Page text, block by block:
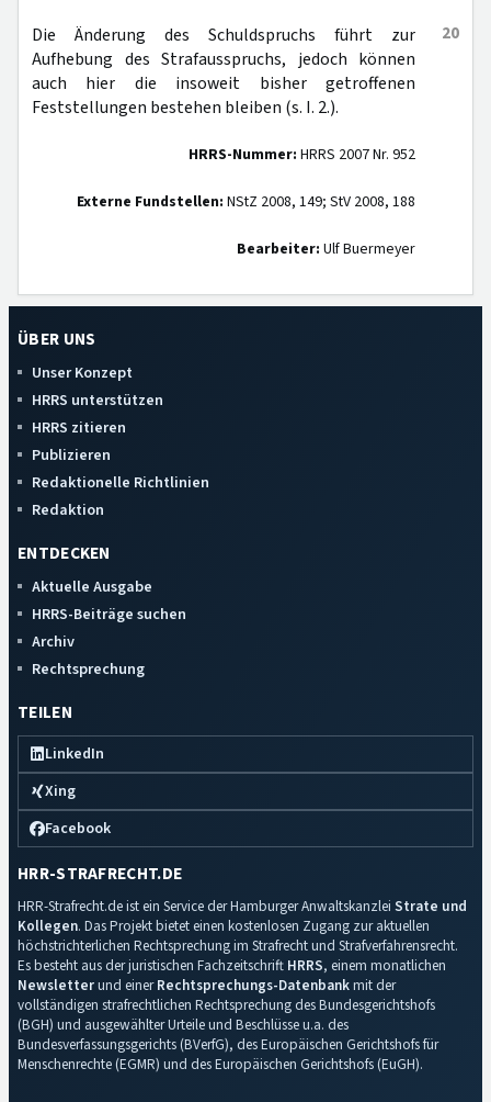
20
Die Änderung des Schuldspruchs führt zur
Aufhebung des Strafausspruchs, jedoch können
auch hier die insoweit bisher getroffenen
Feststellungen bestehen bleiben (s. I. 2.).
HRRS-Nummer: HRRS 2007 Nr. 952
Externe Fundstellen: NStZ 2008, 149; StV 2008, 188
Bearbeiter: Ulf Buermeyer
ÜBER UNS
Unser Konzept
HRRS unterstützen
HRRS zitieren
Publizieren
Redaktionelle Richtlinien
Redaktion
ENTDECKEN
Aktuelle Ausgabe
HRRS-Beiträge suchen
Archiv
Rechtsprechung
TEILEN
LinkedIn
Xing
Facebook
HRR-STRAFRECHT.DE
HRR-Strafrecht.de ist ein Service der Hamburger Anwaltskanzlei Strate und
Kollegen. Das Projekt bietet einen kostenlosen Zugang zur aktuellen
höchstrichterlichen Rechtsprechung im Strafrecht und Strafverfahrensrecht.
Es besteht aus der juristischen Fachzeitschrift HRRS, einem monatlichen
Newsletterund einerRechtsprechungs-Datenbankmit der
vollständigen strafrechtlichen Rechtsprechung des Bundesgerichtshofs
(BGH) und ausgewählter Urteile und Beschlüsse u.a. des
Bundesverfassungsgerichts (BVerfG), des Europäischen Gerichtshofs für
Menschenrechte (EGMR) und des Europäischen Gerichtshofs (EuGH).